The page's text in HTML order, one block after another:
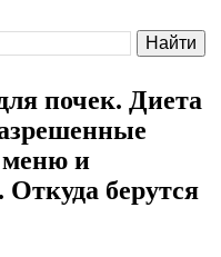
почек. Диета
меню и
берутся